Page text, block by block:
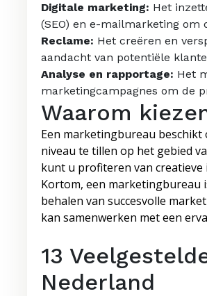
Digitale marketing: Het
(SEO) en e-mailmarketing om
Reclame: Het creëren en
aandacht van potentiële
Analyse en rapportage: Het
marketingcampagnes om de
Waarom
Een marketingbureau
niveau te tillen op het gebied
kunt u profiteren van
Kortom, een marketingbureau
behalen van succesvolle
kan samenwerken met een
13
Nederland